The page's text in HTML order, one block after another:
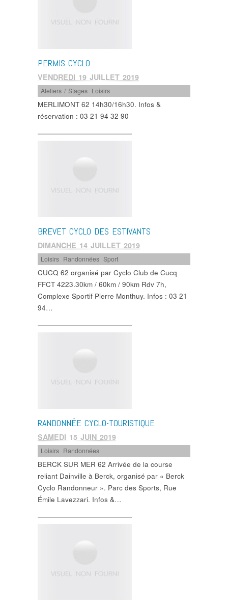
PERMIS CYCLO
VENDREDI 19 JUILLET 2019
Ateliers / Stages Loisirs
MERLIMONT 62 14h30/16h30. Infos &
réservation : 03 21 94 32 90
BREVET CYCLO DES ESTIVANTS
DIMANCHE 14 JUILLET 2019
Loisirs Randonnées ,Sport
CUCQ 62 organisé par Cyclo Club de Cucq
FFCT 4223.30km / 60km / 90km Rdv 7h,
Complexe Sportif Pierre Monthuy. Infos : 03 21
94…
RANDONNÉE CYCLO-TOURISTIQUE
SAMEDI 15 JUIN 2019
Loisirs Randonnées
BERCK SUR MER 62 Arrivée de la course
reliant Dainville à Berck, organisé par « Berck
Cyclo Randonneur ». Parc des Sports, Rue
Émile Lavezzari. Infos &…